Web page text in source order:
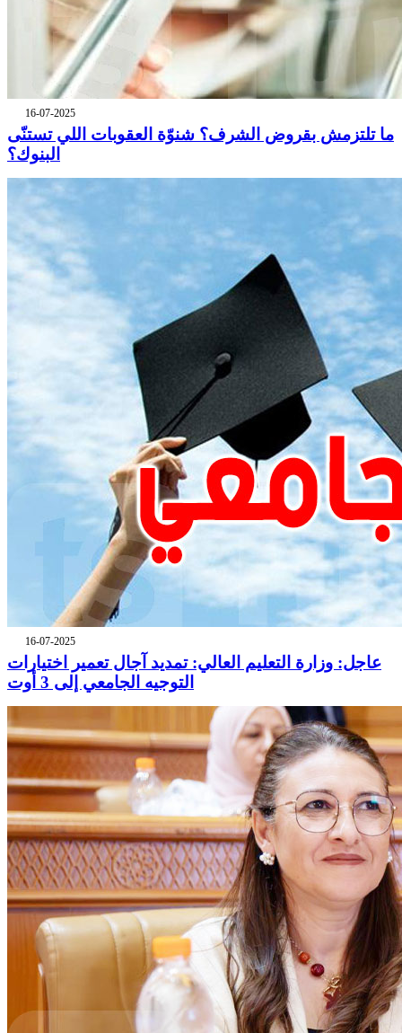
16-07-2025
ما تلتزمش بقروض الشرف؟ شنوّة العقوبات اللي تستنّى
البنوك؟
16-07-2025
عاجل: وزارة التعليم العالي: تمديد آجال تعمير اختيارات
التوجيه الجامعي إلى 3 أوت